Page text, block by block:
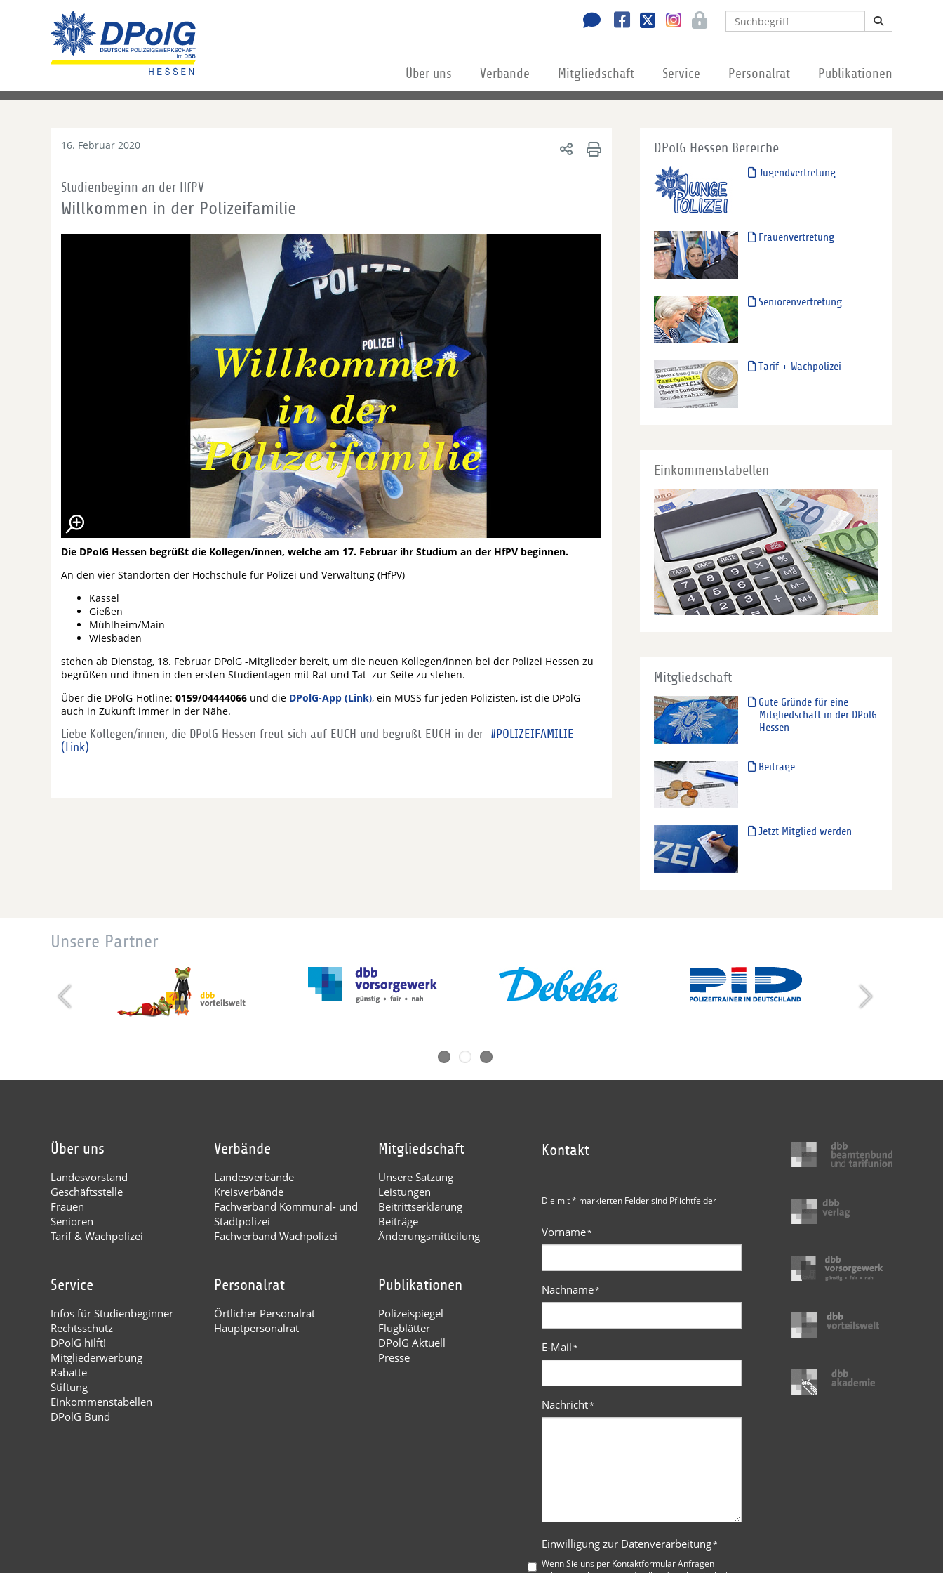
Über uns Verbände Mitgliedschaft Service Personalrat Publikationen
16. Februar 2020
Studienbeginn an der HfPV
Willkommen in der Polizeifamilie
Die DPolG Hessen begrüßt die Kollegen/innen, welche am 17. Februar ihr Studium an der HfPV beginnen.
An den vier Standorten der Hochschule für Polizei und Verwaltung (HfPV)
Kassel
Gießen
Mühlheim/Main
Wiesbaden
stehen ab Dienstag, 18. Februar DPolG -Mitglieder bereit, um die neuen Kollegen/innen bei der Polizei Hessen zu
begrüßen und ihnen in den ersten Studientagen mit Rat und Tat zur Seite zu stehen.
Über die DPolG-Hotline: 0159/04444066 und die DPolG-App (Link), ein MUSS für jeden Polizisten, ist die DPolG
auch in Zukunft immer in der Nähe.
Liebe Kollegen/innen, die DPolG Hessen freut sich auf EUCH und begrüßt EUCH in der #POLIZEIFAMILIE
(Link).
DPolG Hessen Bereiche
Jugendvertretung
Frauenvertretung
Seniorenvertretung
Tarif + Wachpolizei
Einkommenstabellen
Mitgliedschaft
Gute Gründe für eine
Mitgliedschaft in der DPolG
Hessen
Beiträge
Jetzt Mitglied werden
Unsere Partner
Über uns
Landesvorstand
Geschäftsstelle
Frauen
Senioren
Tarif & Wachpolizei
Verbände
Landesverbände
Kreisverbände
Fachverband Kommunal- und
Stadtpolizei
Fachverband Wachpolizei
Mitgliedschaft
Unsere Satzung
Leistungen
Beitrittserklärung
Beiträge
Änderungsmitteilung
Service
Infos für Studienbeginner
Rechtsschutz
DPolG hilft!
Mitgliederwerbung
Rabatte
Stiftung
Einkommenstabellen
DPolG Bund
Personalrat
Örtlicher Personalrat
Hauptpersonalrat
Publikationen
Polizeispiegel
Flugblätter
DPolG Aktuell
Presse
Kontakt
Die mit * markierten Felder sind Pflichtfelder
Vorname*
Nachname*
E-Mail*
Nachricht*
Einwilligung zur Datenverarbeitung*
Wenn Sie uns per Kontaktformular Anfragen